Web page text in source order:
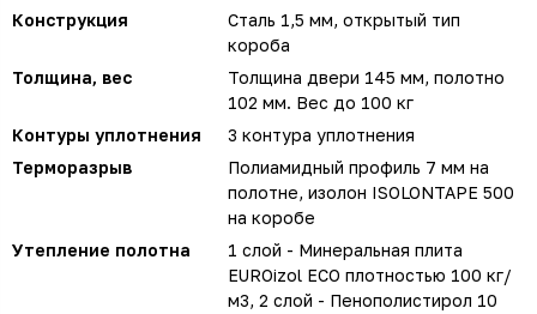
Конструкция
Сталь 1,5 мм, открытый тип
короба
Толщина, вес
Толщина двери 145 мм, полотно
102 мм. Вес до 100 кг
Контуры уплотнения
3 контура уплотнения
Терморазрыв
Полиамидный профиль 7 мм на
полотне, изолон ISOLONTAPE 500
на коробе
Утепление полотна
1 слой - Минеральная плита
EUROizol ECO плотностью 100 кг/
м3, 2 слой - Пенополистирол 10